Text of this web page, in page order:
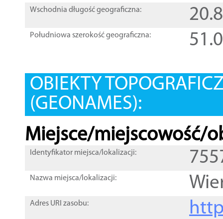
Wschodnia długość geograficzna:
Południowa szerokość geograficzna:
OBIEKTY
(GEONAMES):
Miejsce/miejscowość/
Identyfikator miejsca/lokalizacji:
Nazwa miejsca/lokalizacji:
Adres URI zasobu: